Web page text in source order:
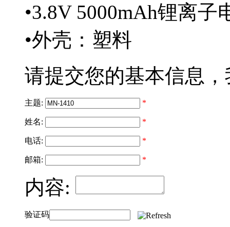
•3.8V 5000mAh锂离子
•外壳：塑料
请提交您的基本信息
主题: *
姓名: *
电话: *
邮箱: *
内容:
验证码